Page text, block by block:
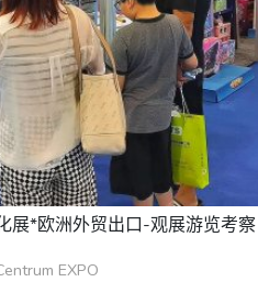
展*欧洲外贸出口-观展游览考察
EXPO